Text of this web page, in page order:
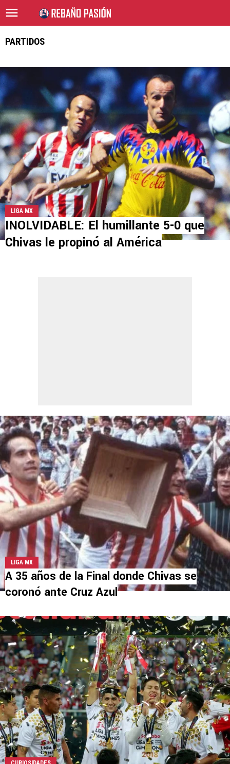
PARTIDOS
LIGA MX
INOLVIDABLE: El humillante 5-0 que
Chivas le propinó al América
LIGA MX
A 35 años de la Final donde Chivas se
coronó ante Cruz Azul